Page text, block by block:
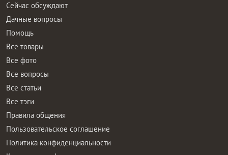
Сейчас обсуждают
Дачные вопросы
Помощь
Все товары
Все фото
Все вопросы
Все статьи
Все тэги
Правила общения
Пользовательское соглашение
Политика конфиденциальности